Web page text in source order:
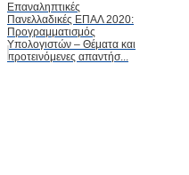
Επαναληπτικές
Πανελλαδικές ΕΠΑΛ 2020:
Προγραμματισμός
Υπολογιστών – Θέματα και
προτεινόμενες απαντήσ...